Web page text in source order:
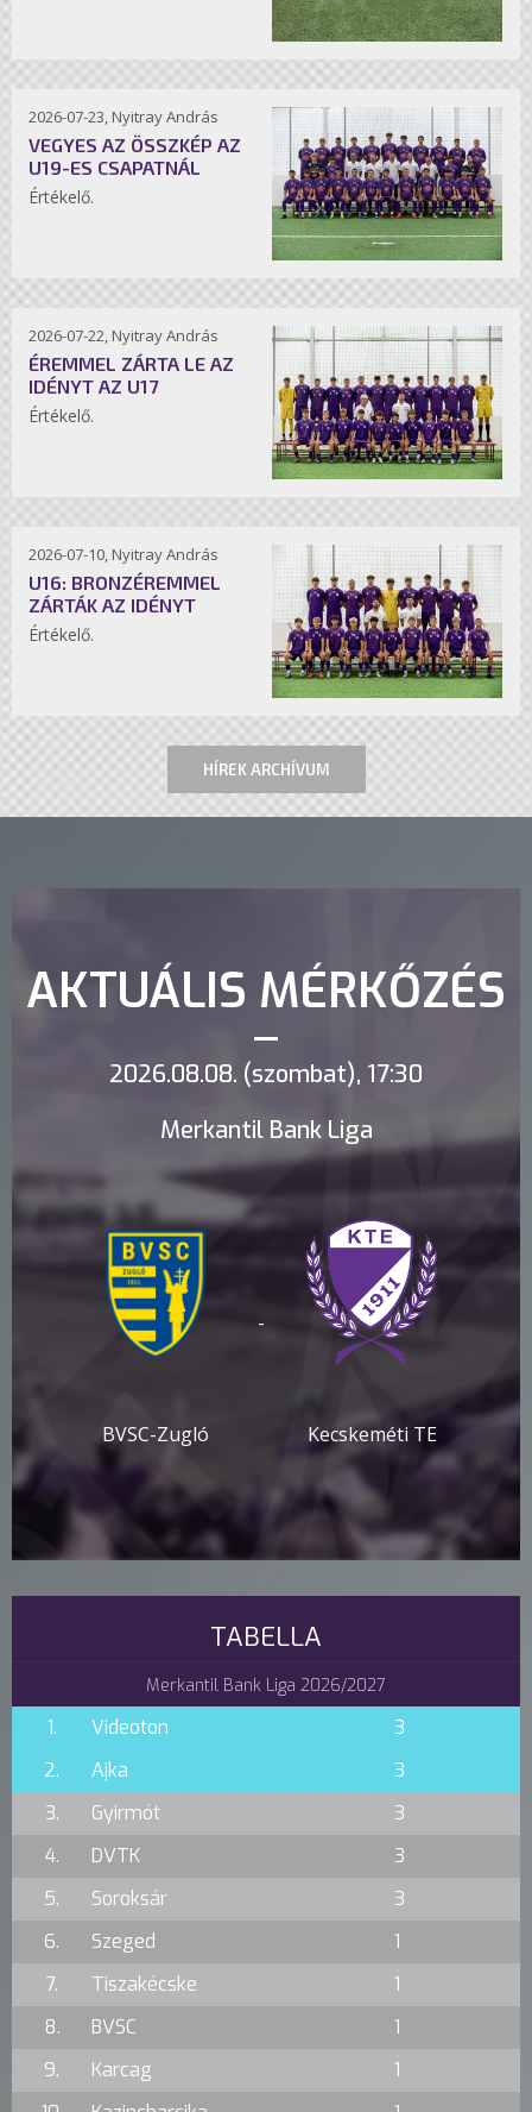
2026-07-23, Nyitray András
VEGYES AZ ÖSSZKÉP AZ
U19-ES CSAPATNÁL
Értékelő.
2026-07-22, Nyitray András
ÉREMMEL ZÁRTA LE AZ
IDÉNYT AZ U17
Értékelő.
2026-07-10, Nyitray András
U16: BRONZÉREMMEL
ZÁRTÁK AZ IDÉNYT
Értékelő.
HÍREK ARCHÍVUM
AKTUÁLIS MÉRKŐZÉS
2026.08.08. (szombat), 17:30
Merkantil Bank Liga
BVSC-Zugló
-
Kecskeméti TE
TABELLA
Merkantil Bank Liga 2026/2027
1. Videoton
3
2.
Ajka
3
3.
Gyirmót
3
4.
DVTK
3
5.
Soroksár
3
6.
Szeged
1
7.
Tiszakécske
1
8.
BVSC
1
9.
Karcag
1